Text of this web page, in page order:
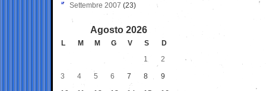
Settembre 2007 (23)
Agosto 2026
L M M G V S
D
1
2
3 4 5 6 7 8 9